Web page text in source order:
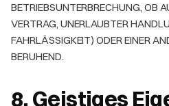
BETRIEBSUNTERBRECHUNG, OB
VERTRAG, UNERLAUBTER
FAHRLÄSSIGKEIT) ODER EINER
BERUHEND.
8. Geistiges